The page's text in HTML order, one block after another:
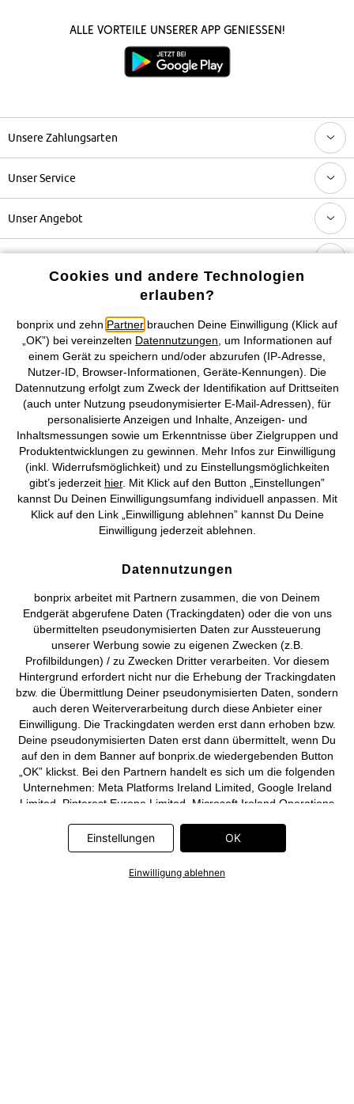
Alle Vorteile unserer App genießen!
Unsere Zahlungsarten
Unser Service
Unser Angebot
Topkategorien / Saisonales
Mehr von bonprix auf
Preisangaben inkl. gesetzl. MwSt. und zzgl.Service- &
Versandkosten
AGB Datenschutz Cookie-Einstellungen Impressum
Vertrag widerrufen
2026 bonprix.Alle Rechte vorbehalten.
Deutsch Français
Cookies und andere Technologien
erlauben?
bonprix und zehn Partner brauchen Deine Einwilligung (Klick auf
„OK”) bei vereinzelten Datennutzungen , um Informationen auf
einem Gerät zu speichern und/oder abzurufen (IP-Adresse,
Nutzer-ID, Browser-Informationen, Geräte-Kennungen). Die
Datennutzung erfolgt zum Zweck der Identifikation auf Drittseiten
(auch unter Nutzung pseudonymisierter E-Mail-Adressen), für
personalisierte Anzeigen und Inhalte, Anzeigen- und
Inhaltsmessungen sowie um Erkenntnisse über Zielgruppen und
Produktentwicklungen zu gewinnen. Mehr Infos zur Einwilligung
(inkl. Widerrufsmöglichkeit) und zu Einstellungsmöglichkeiten
gibt’s jederzeit hier. Mit Klick auf den Button „Einstellungen”
kannst Du Deinen Einwilligungsumfang individuell anpassen. Mit
Klick auf den Link „Einwilligung ablehnen” kannst Du Deine
Einwilligung jederzeit ablehnen.
Datennutzungen
bonprix arbeitet mit Partnern zusammen, die von Deinem
Endgerät abgerufene Daten (Trackingdaten) oder die von uns
übermittelten pseudonymisierten Daten zur Aussteuerung
unserer Werbung sowie zu eigenen Zwecken (z.B.
Profilbildungen) / zu Zwecken Dritter verarbeiten. Vor diesem
Hintergrund erfordert nicht nur die Erhebung der Trackingdaten
bzw. die Übermittlung Deiner pseudonymisierten Daten, sondern
auch deren Weiterverarbeitung durch diese Anbieter einer
Einwilligung. Die Trackingdaten werden erst dann erhoben bzw.
Deine pseudonymisierten Daten erst dann übermittelt, wenn Du
auf den in dem Banner auf bonprix.de wiedergebenden Button
„OK” klickst. Bei den Partnern handelt es sich um die folgenden
Unternehmen: Meta Platforms Ireland Limited, Google Ireland
Limited, Pinterest Europe Limited, Microsoft Ireland Operations
Group UK Limited, ID5 Technology Ltd, TikTok Information
Technologies UK Limited. Weitere Informationen zu den
Datenverarbeitungen durch diese Partner findest Du in der
. Die Informationen sind außerdem über
Einstellungen OK
Einwilligung ablehnen